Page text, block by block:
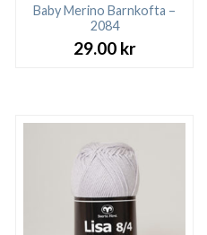
Baby Merino Barnkofta –
2084
29.00 kr